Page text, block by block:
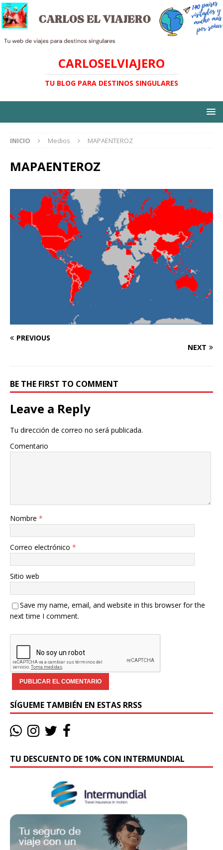
CARLOSELVIAJERO
TU BLOG PARA DESTINOS SINGULARES
INICIO Medios MAPAENTEROZ
MAPAENTEROZ
PREVIOUS
NEXT
BE THE FIRST TO COMMENT
Leave a Reply
Tu dirección de correo no será publicada.
Comentario
Nombre *
Correo electrónico *
Sitio web
Save my name, email, and website in this browser for the
next time I comment.
SÍGUEME TAMBIÉN EN ESTAS RRSS
TU DESCUENTO DE 10% CON INTERMUNDIAL